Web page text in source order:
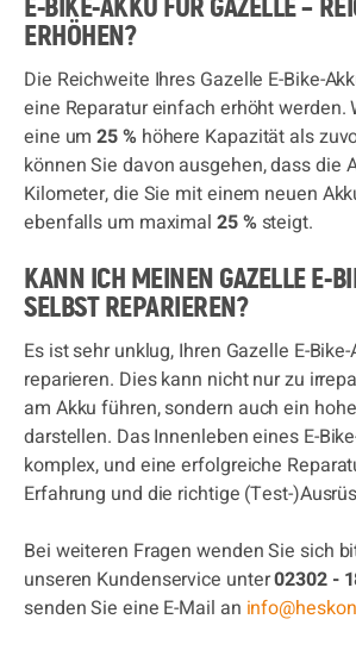
E-BIKE-AKKU FÜR GAZELLE –
ERHÖHEN?
Die Reichweite Ihres Gazelle E-Bike-
eine Reparatur einfach erhöht werden.
eine um25 %höhere Kapazität als
können Sie davon ausgehen, dass die
Kilometer, die Sie mit einem neuen
ebenfalls um maximal 25 %steigt.
KANN ICH MEINEN GAZELLE E-
SELBST REPARIEREN?
Es ist sehr unklug, Ihren Gazelle E-
reparieren. Dies kann nicht nur zu
am Akku führen, sondern auch ein
darstellen. Das Innenleben eines E-
komplex, und eine erfolgreiche
Erfahrung und die richtige (Test-
Bei weiteren Fragen wenden Sie sich
unseren Kundenservice unter02302 -
senden Sie eine E-Mail an